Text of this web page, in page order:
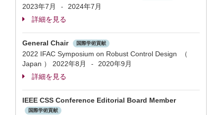
2023年7月 -
2024年7月
詳細を見る
General Chair 国際学術貢献
2022 IFAC Symposium on Robust Control Design （
Japan ） 2022年8月 -
2020年9月
詳細を見る
IEEE CSS Conference Editorial Board Member
国際学術貢献